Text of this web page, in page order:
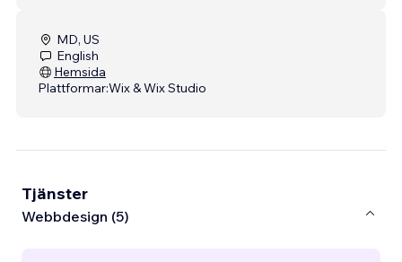
MD, US
English
Hemsida
Plattformar:Wix & Wix Studio
Tjänster
Webbdesign (5)